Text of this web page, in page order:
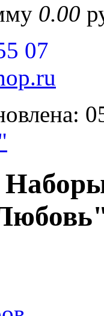
0.00
07